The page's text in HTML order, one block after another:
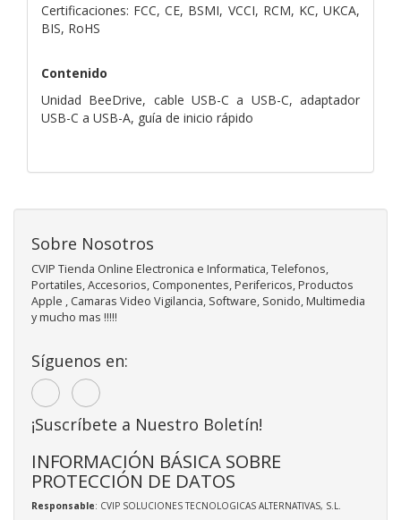
Certificaciones: FCC, CE, BSMI, VCCI, RCM, KC, UKCA,
BIS, RoHS
Contenido
Unidad BeeDrive, cable USB-C a USB-C, adaptador
USB-C a USB-A, guía de inicio rápido
Sobre Nosotros
CVIP Tienda Online Electronica e Informatica, Telefonos,
Portatiles, Accesorios, Componentes, Perifericos, Productos
Apple , Camaras Video Vigilancia, Software, Sonido, Multimedia
y mucho mas !!!!!
Síguenos en:
¡Suscríbete a Nuestro Boletín!
INFORMACIÓN BÁSICA SOBRE
PROTECCIÓN DE DATOS
Responsable: CVIP SOLUCIONES TECNOLOGICAS ALTERNATIVAS, S.L.